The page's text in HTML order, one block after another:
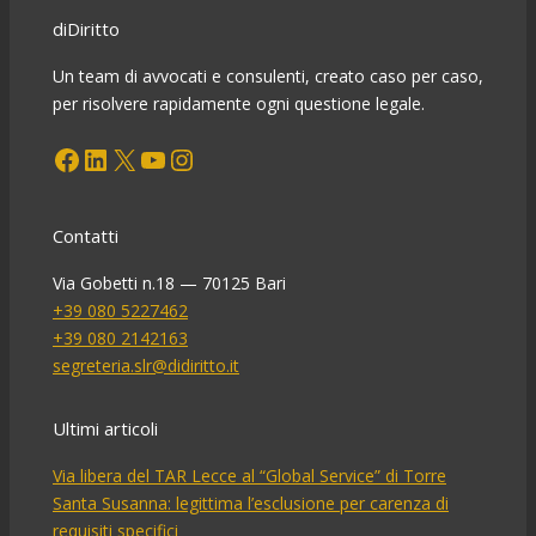
della
famiglia
diDiritto
Un team di avvocati e consulenti, creato caso per caso,
per risolvere rapidamente ogni questione legale.
Facebook LinkedIn X YouTube Instagram
Contatti
Via Gobetti n.18 — 70125 Bari
+39 080 5227462
+39 080 2142163
segreteria.slr@didiritto.it
Ultimi articoli
Via libera del TAR Lecce al “Global Service” di Torre
Santa Susanna: legittima l’esclusione per carenza di
requisiti specifici